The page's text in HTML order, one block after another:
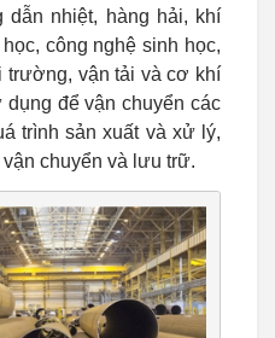
dẫn nhiệt, hàng hải, khí
công nghệ sinh học,
trường, vận tải và cơ khí
để vận chuyển các
trình sản xuất và xử lý,
chuyển và lưu trữ.